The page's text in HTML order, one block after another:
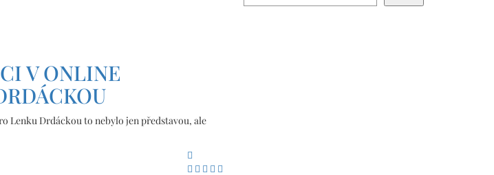
V ONLINE
Lenku Drdáckou to nebylo jen představou, ale